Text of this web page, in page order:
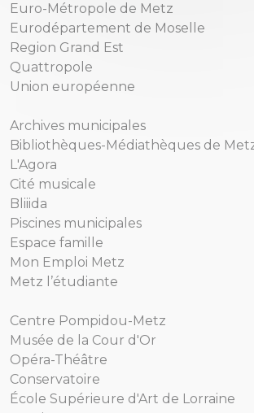
Euro-Métropole de Metz
Eurodépartement de Moselle
Region Grand Est
Quattropole
Union européenne
Archives municipales
Bibliothèques-Médiathèques de
L'Agora
Cité musicale
Bliiida
Piscines municipales
Espace famille
Mon Emploi Metz
Metz l’étudiante
Centre Pompidou-Metz
Musée de la Cour d'Or
Opéra-Théâtre
Conservatoire
École Supérieure d'Art de Lorraine